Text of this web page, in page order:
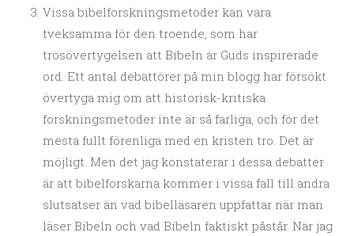
Vissa bibelforskningsmetoder kan vara
tveksamma för den troende, som har
trosövertygelsen att Bibeln är Guds inspirerade
ord. Ett antal debattörer på min blogg har försökt
övertyga mig om att historisk-kritiska
forskningsmetoder inte är så farliga, och för det
mesta fullt förenliga med en kristen tro. Det är
möjligt. Men det jag konstaterar i dessa debatter
är att bibelforskarna kommer i vissa fall till andra
slutsatser än vad bibelläsaren uppfattar när man
läser Bibeln och vad Bibeln faktiskt påstår. När jag